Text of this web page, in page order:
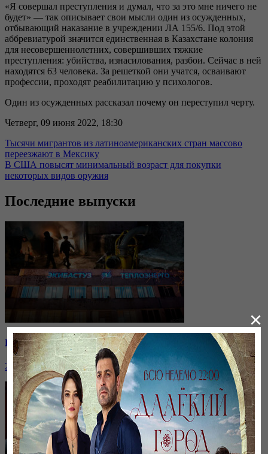
«Я совершал преступления и думал, что за это мне ничего не
будет» — так описывает свои мысли один из осужденных,
отбывающий наказание в учреждении ЛА 155/6. Под этой
аббревиатурой значится единственная в Казахстане колония
для несовершеннолетних, совершивших тяжкие
преступления: убийства, изнасилования, разбои. Сейчас в ней
находятся 63 человека. За решеткой они учатся, осваивают
профессии, проходят реабилитацию у психологов.
Один из осужденных рассказал почему он переступил черту.
Четверг, 09 июня 2022, 18:30
Тысячи мигрантов из латиноамериканских стран массово
переезжают в Мексику
В США повысят минимальный возраст для покупки
некоторых видов оружия
Последние выпуски
Как встретит Новый год Экибастуз?
29 декабря, 20:21
×